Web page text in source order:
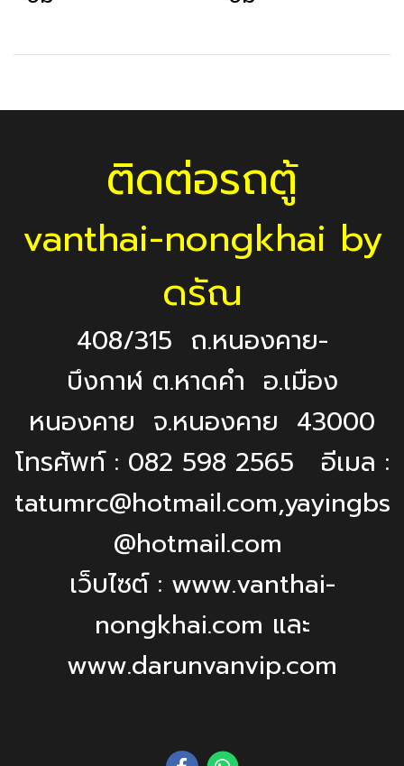
ติดต่อรถตู้
vanthai-nongkhai by
ดรัณ
408/315 ถ.หนองคาย-
บึงกาฬ ต.หาดคำ อ.เมือง
หนองคาย จ.หนองคาย 43000
โทรศัพท์ : 082 598 2565 อีเมล :
tatumrc@hotmail.com,yayingbs
@hotmail.com
เว็บไซต์ : www.vanthai-
nongkhai.com และ
www.darunvanvip.com